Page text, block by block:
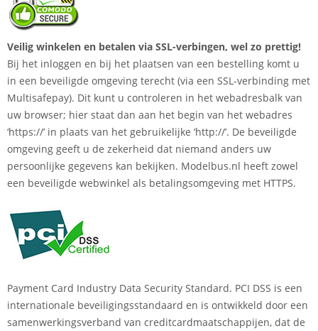
Veilig winkelen en betalen via SSL-verbingen, wel zo prettig!
Bij het inloggen en bij het plaatsen van een bestelling komt u
in een beveiligde omgeving terecht (via een SSL-verbinding met
Multisafepay). Dit kunt u controleren in het webadresbalk van
uw browser; hier staat dan aan het begin van het webadres
‘https://’ in plaats van het gebruikelijke ‘http://’. De beveiligde
omgeving geeft u de zekerheid dat niemand anders uw
persoonlijke gegevens kan bekijken. Modelbus.nl heeft zowel
een beveiligde webwinkel als betalingsomgeving met HTTPS.
Payment Card Industry Data Security Standard. PCI DSS is een
internationale beveiligingsstandaard en is ontwikkeld door een
samenwerkingsverband van creditcardmaatschappijen, dat de